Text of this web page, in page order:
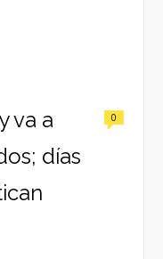
va a
días
0